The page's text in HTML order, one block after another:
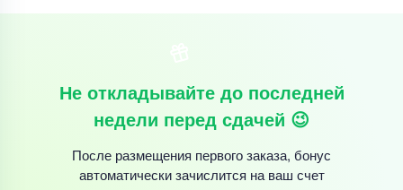
Не откладывайте до последней
недели перед сдачей 😉
После размещения первого заказа, бонус
автоматически зачислится на ваш счет